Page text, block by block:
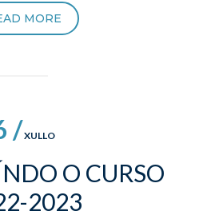
MORE
/XULLO
O CURSO
2023